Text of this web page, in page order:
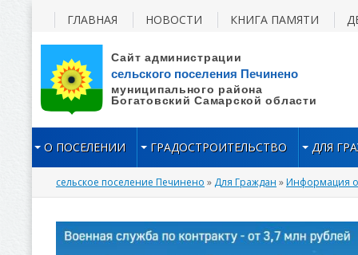
ГЛАВНАЯ НОВОСТИ КНИГА ПАМЯТИ
О ПОСЕЛЕНИИ ГРАДОСТРОИТЕЛЬСТВО ДЛЯ
сельское поселение Печинено » Для Граждан »Информация о